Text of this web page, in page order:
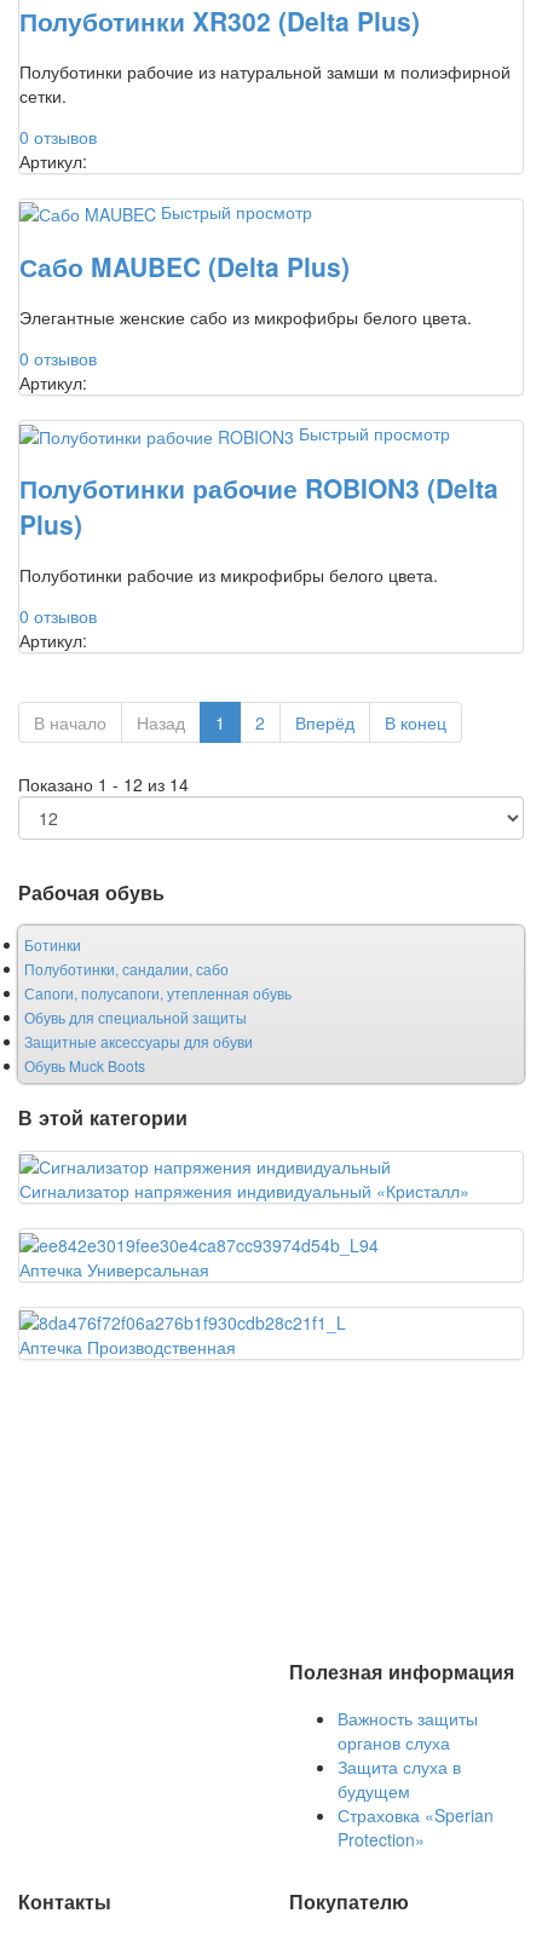
Полуботинки XR302 (Delta Plus)
Полуботинки рабочие из натуральной замши м полиэфирной
сетки.
0 отзывов
Артикул:
Быстрый просмотр
Сабо MAUBEC (Delta Plus)
Элегантные женские сабо из микрофибры белого цвета.
0 отзывов
Артикул:
Быстрый просмотр
Полуботинки рабочие ROBION3 (Delta
Plus)
Полуботинки рабочие из микрофибры белого цвета.
0 отзывов
Артикул:
В начало Назад 1 2 Вперёд В конец
Показано 1 - 12 из 14
Рабочая обувь
Ботинки
Полуботинки, сандалии, сабо
Сапоги, полусапоги, утепленная обувь
Обувь для специальной защиты
Защитные аксессуары для обуви
Обувь Muck Boots
В этой категории
Сигнализатор напряжения индивидуальный «Кристалл»
Аптечка Универсальная
Аптечка Производственная
Полезная информация
Важность защиты
органов слуха
Защита слуха в
будущем
Страховка «Sperian
Protection»
Контакты Покупателю